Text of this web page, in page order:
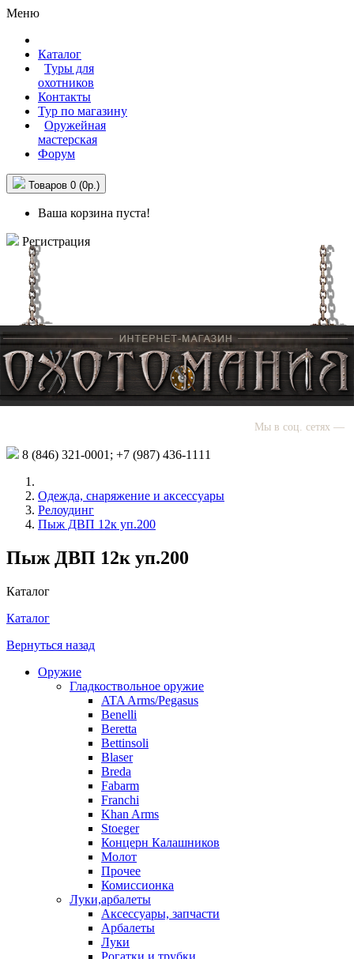
Меню
Каталог
Туры для
охотников
Контакты
Тур по магазину
Оружейная
мастерская
Форум
Товаров 0 (0р.)
Ваша корзина пуста!
Регистрация
Мы в соц. сетях —
8 (846) 321-0001; +7 (987) 436-1111
Одежда, снаряжение и аксессуары
Релоудинг
Пыж ДВП 12к уп.200
Пыж ДВП 12к уп.200
Каталог
Каталог
Вернуться назад
Оружие
Гладкоствольное оружие
ATA Arms/Pegasus
Benelli
Beretta
Bettinsoli
Blaser
Breda
Fabarm
Franchi
Khan Arms
Stoeger
Концерн Калашников
Молот
Прочее
Комиссионка
Луки,арбалеты
Аксессуары, запчасти
Арбалеты
Луки
Рогатки и трубки